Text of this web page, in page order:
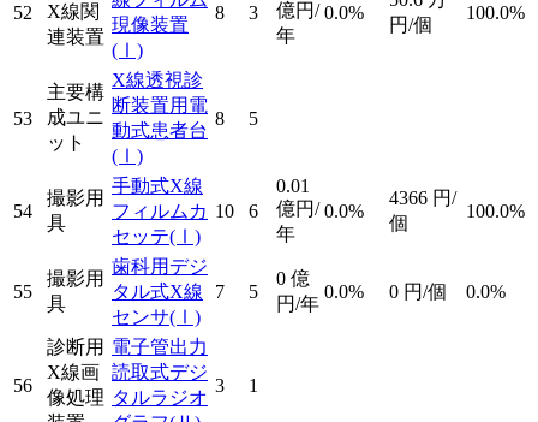
52
X線関
連装置
現像装置
(Ⅰ)
8 3
億円/
年
0.0%
円/個
100.0%
53
主要構
成ユニ
ット
X線透視診
断装置用電
動式患者台
(Ⅰ)
8 5
54
撮影用
具
手動式X線
フィルムカ
セッテ(Ⅰ)
10 6
0.01
億円/
年
0.0%
4366 円/
個
100.0%
55
撮影用
具
歯科用デジ
タル式X線
センサ(Ⅰ)
7 5
0 億
円/年
0.0% 0 円/個 0.0%
56
診断用
X線画
像処理
電子管出力
読取式デジ
タルラジオ
3 1